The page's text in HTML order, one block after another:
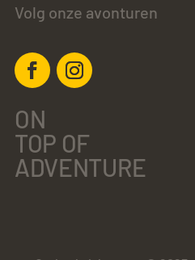
Volg onze avonturen
ON
TOP OF
ADVENTURE